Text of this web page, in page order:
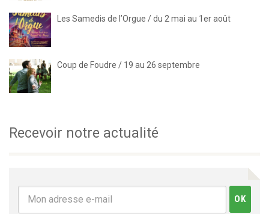
Les Samedis de l’Orgue / du 2 mai au 1er août
Coup de Foudre / 19 au 26 septembre
Recevoir notre actualité